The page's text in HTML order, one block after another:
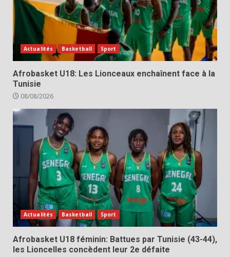
Actualités Basketball Sport
Afrobasket U18: Les Lionceaux enchaînent face à la
Tunisie
08/08/2026
Actualités Basketball Sport
Afrobasket U18 féminin: Battues par Tunisie (43-44),
les Lioncelles concèdent leur 2e défaite